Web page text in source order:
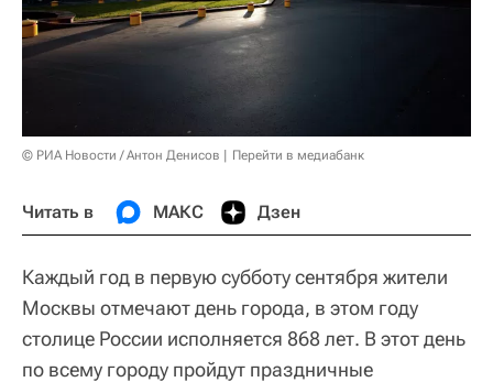
© РИА Новости / Антон Денисов Перейти в медиабанк
Читать в МАКС Дзен
Каждый год в первую субботу сентября жители
Москвы отмечают день города, в этом году
столице России исполняется 868 лет. В этот день
по всему городу пройдут праздничные